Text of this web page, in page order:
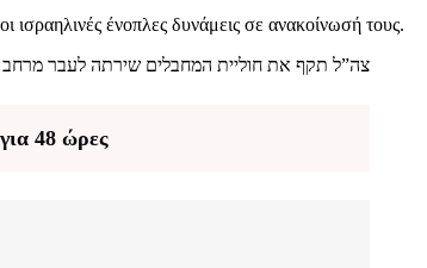
ισραηλινές ένοπλες δυνάμεις σε ανακοίνωσή τους.
צה”ל תקף את חוליית המחבלים שירתה לעבר
48 ώρες